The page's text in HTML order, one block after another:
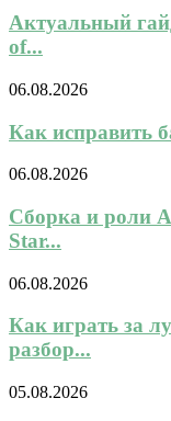
Актуальный
of...
06.08.2026
Как исправить
06.08.2026
Сборка и роли
Star...
06.08.2026
Как играть за
разбор...
05.08.2026